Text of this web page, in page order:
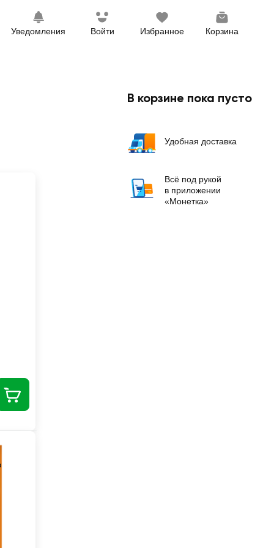
Уведомления Войти Избранное Корзина
В корзине пока пусто
Удобная доставка
Всё под рукой
в приложении
«Монетка»